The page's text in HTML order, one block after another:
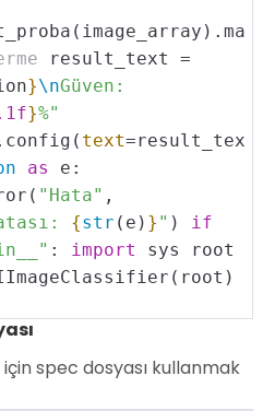
result_text =
}\nGüven:
}%"
text=result_tex
as
e:
"Hata" ,
{str (e) } " )
if
: import sys
root
spec dosyası kullanmak